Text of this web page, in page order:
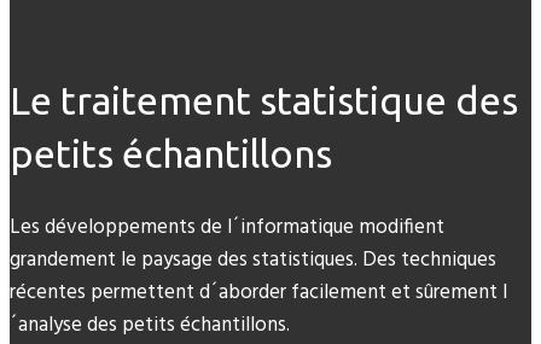
Le traitement statistique des
petits échantillons
Les développements de l´informatique modifient
grandement le paysage des statistiques. Des techniques
récentes permettent d´aborder facilement et sûrement l
´analyse des petits échantillons.